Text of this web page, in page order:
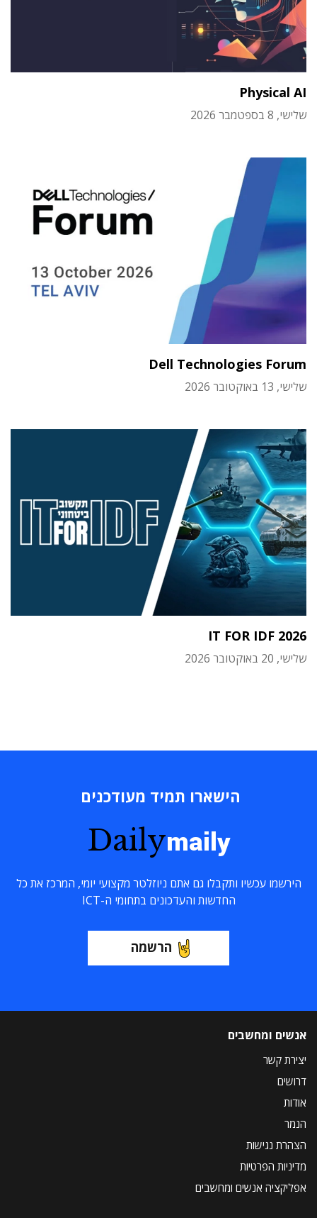
Physical AI
שלישי, 8 בספטמבר 2026
Dell Technologies Forum
שלישי, 13 באוקטובר 2026
IT FOR IDF 2026
שלישי, 20 באוקטובר 2026
הישארו תמיד מעודכנים
Dailymaily
הירשמו עכשיו ותקבלו גם אתם ניוזלטר מקצועי יומי, המרכז את כל
החדשות והעדכונים בתחומי ה-ICT
הרשמה
אנשים ומחשבים
יצירת קשר
דרושים
אודות
הנמר
הצהרת נגישות
מדיניות הפרטיות
אפליקציה אנשים ומחשבים